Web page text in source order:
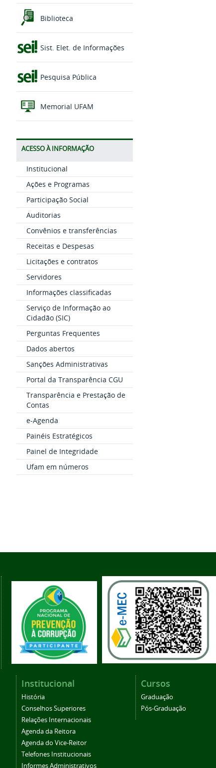
Biblioteca
Sist. Elet. de Informações
Pesquisa Pública
Memorial UFAM
ACESSO À INFORMAÇÃO
Institucional
Ações e Programas
Participação Social
Auditorias
Convênios e transferências
Receitas e Despesas
Licitações e contratos
Servidores
Informações classificadas
Serviço de Informação ao
Cidadão (SIC)
Perguntas Frequentes
Dados abertos
Sanções Administrativas
Portal da Transparência CGU
Transparência e Prestação de
Contas
e-Agenda
Painéis Estratégicos
Painel de Integridade
Ufam em números
Institucional
História
Conselhos Superiores
Relações Internacionais
Agenda da Reitora
Agenda do Vice-Reitor
Telefones Institucionais
Informes Administrativos
Cursos
Graduação
Pós-Graduação